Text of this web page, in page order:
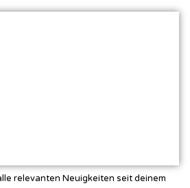
relevanten Neuigkeiten seit deinem